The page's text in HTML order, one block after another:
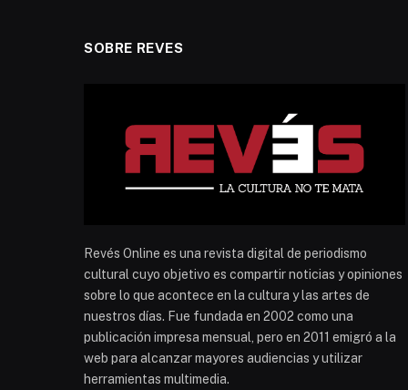
SOBRE REVES
Revés Online es una revista digital de periodismo
cultural cuyo objetivo es compartir noticias y opiniones
sobre lo que acontece en la cultura y las artes de
nuestros días. Fue fundada en 2002 como una
publicación impresa mensual, pero en 2011 emigró a la
web para alcanzar mayores audiencias y utilizar
herramientas multimedia.